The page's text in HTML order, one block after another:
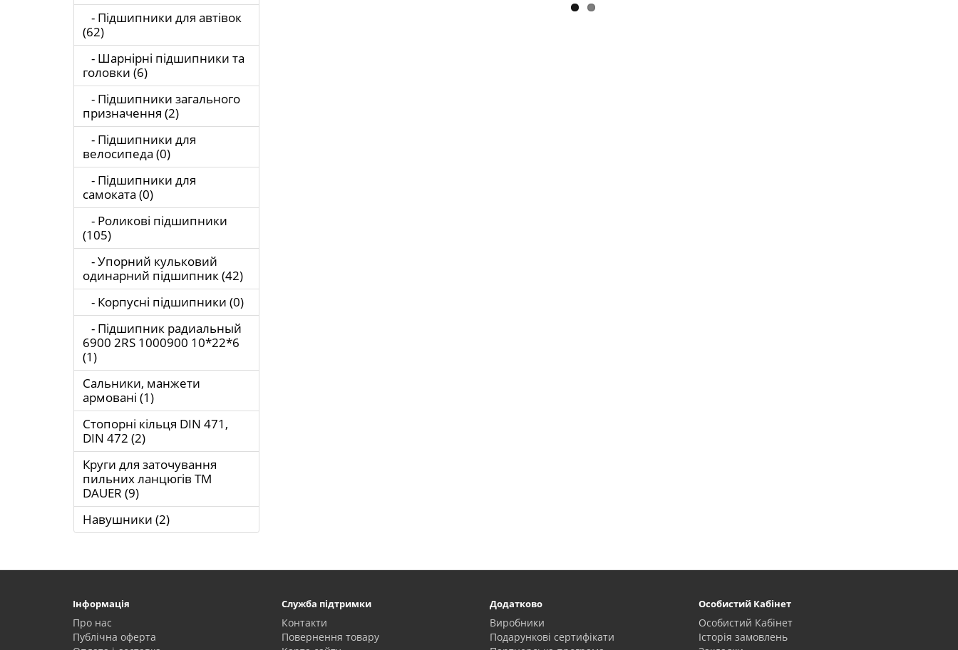
- Підшипники для автівок
(62)
- Шарнірні підшипники та
головки (6)
- Підшипники загального
призначення (2)
- Підшипники для
велосипеда (0)
- Підшипники для
самоката (0)
- Роликові підшипники
(105)
- Упорний кульковий
одинарний підшипник (42)
- Корпусні підшипники (0)
- Підшипник радиальный
6900 2RS 1000900 10*22*6
(1)
Сальники, манжети
армовані (1)
Стопорні кільця DIN 471,
DIN 472 (2)
Круги для заточування
пильних ланцюгів ТМ
DAUER (9)
Навушники (2)
Інформація
Про нас
Публічна оферта
Служба підтримки
Контакти
Повернення товару
Додатково
Виробники
Подарункові сертифікати
Особистий Кабінет
Особистий Кабінет
Історія замовлень